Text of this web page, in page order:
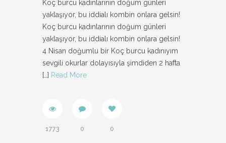
Koç burcu kadınlarının doğum günleri
yaklaşıyor, bu iddialı kombin onlara gelsin!
Koç burcu kadınlarının doğum günleri
yaklaşıyor, bu iddialı kombin onlara gelsin!
4 Nisan doğumlu bir Koç burcu kadınıyım
sevgili okurlar dolayısıyla şimdiden 2 hafta
[…] Read More
1773 0 0